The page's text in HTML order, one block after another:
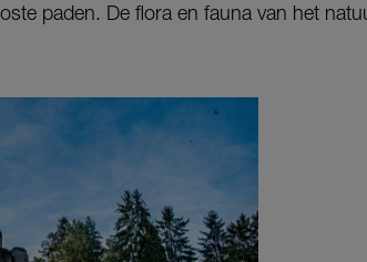
paden. De flora en fauna van het